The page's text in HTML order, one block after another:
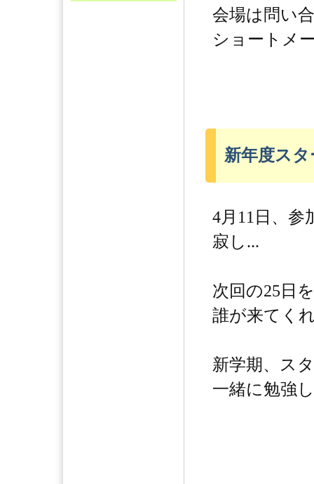
会場は問い
ショートメ
新年度ス
4月11日、参
寂し...
次回の25日
誰が来てく
新学期、ス
一緒に勉強